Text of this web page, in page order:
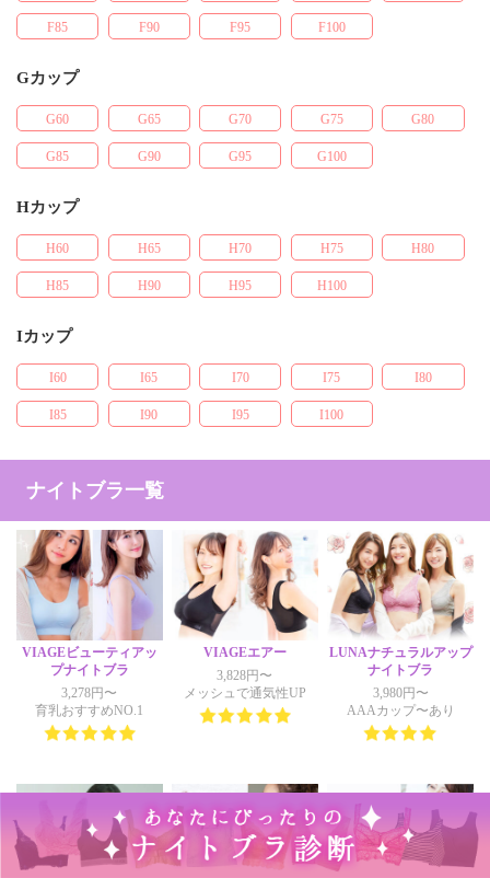
F85 F90 F95 F100
Gカップ
G60 G65 G70 G75 G80
G85 G90 G95 G100
Hカップ
H60 H65 H70 H75 H80
H85 H90 H95 H100
Iカップ
I60 I65 I70 I75 I80
I85 I90 I95 I100
ナイトブラ一覧
VIAGEビューティアッ
プナイトブラ
3,278円〜
育乳おすすめNO.1
VIAGEエアー
3,828円〜
メッシュで通気性UP
LUNAナチュラルアップ
ナイトブラ
3,980円〜
AAAカップ〜あり